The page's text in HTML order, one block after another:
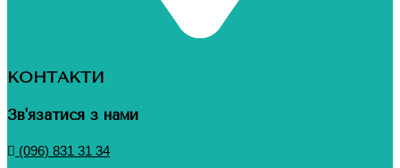
КОНТАКТИ
Зв'язатися з нами
(096) 831 31 34